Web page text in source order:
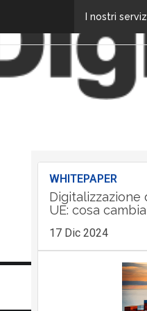
I nostri
WHITEPAPER
Digitalizzazione
UE: cosa
17 Dic 2024